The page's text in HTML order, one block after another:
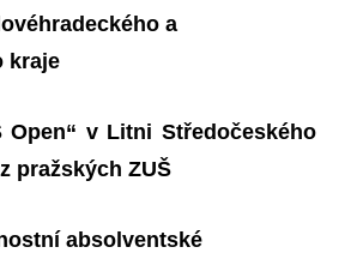
a
kraje
Open“ v Litni Středočeského
pražských ZUŠ
absolventské